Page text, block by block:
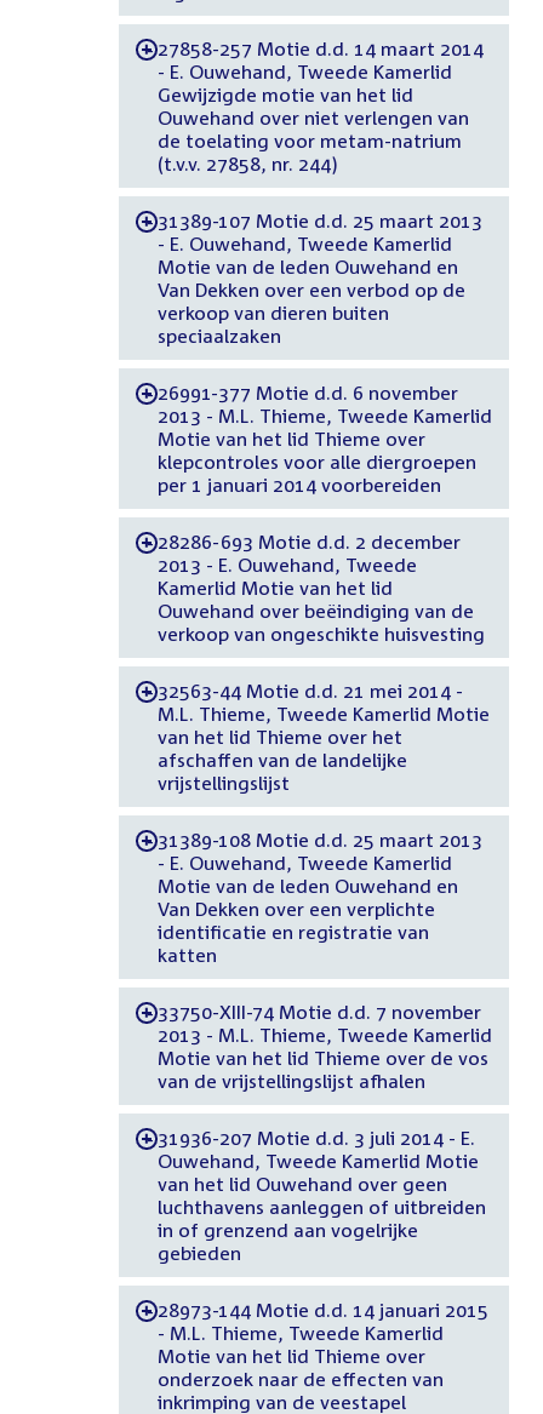
-27858-257 Motie d.d. 14 maart 2014
- E. Ouwehand, Tweede Kamerlid
Gewijzigde motie van het lid
Ouwehand over niet verlengen van
de toelating voor metam-natrium
(t.v.v. 27858, nr. 244)
-31389-107 Motie d.d. 25 maart 2013
- E. Ouwehand, Tweede Kamerlid
Motie van de leden Ouwehand en
Van Dekken over een verbod op de
verkoop van dieren buiten
speciaalzaken
-26991-377 Motie d.d. 6 november
2013 - M.L. Thieme, Tweede Kamerlid
Motie van het lid Thieme over
klepcontroles voor alle diergroepen
per 1 januari 2014 voorbereiden
-28286-693 Motie d.d. 2 december
2013 - E. Ouwehand, Tweede
Kamerlid Motie van het lid
Ouwehand over beëindiging van de
verkoop van ongeschikte huisvesting
-32563-44 Motie d.d. 21 mei 2014 -
M.L. Thieme, Tweede Kamerlid Motie
van het lid Thieme over het
afschaffen van de landelijke
vrijstellingslijst
-31389-108 Motie d.d. 25 maart 2013
- E. Ouwehand, Tweede Kamerlid
Motie van de leden Ouwehand en
Van Dekken over een verplichte
identificatie en registratie van
katten
-33750-XIII-74 Motie d.d. 7 november
2013 - M.L. Thieme, Tweede Kamerlid
Motie van het lid Thieme over de vos
van de vrijstellingslijst afhalen
-31936-207 Motie d.d. 3 juli 2014 - E.
Ouwehand, Tweede Kamerlid Motie
van het lid Ouwehand over geen
luchthavens aanleggen of uitbreiden
in of grenzend aan vogelrijke
gebieden
-28973-144 Motie d.d. 14 januari 2015
- M.L. Thieme, Tweede Kamerlid
Motie van het lid Thieme over
onderzoek naar de effecten van
inkrimping van de veestapel